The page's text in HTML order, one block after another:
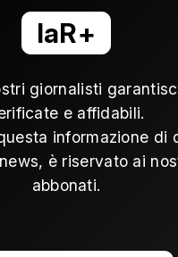
laR+
giornalisti
e affidabili.
informazione di
è riservato ai
abbonati.